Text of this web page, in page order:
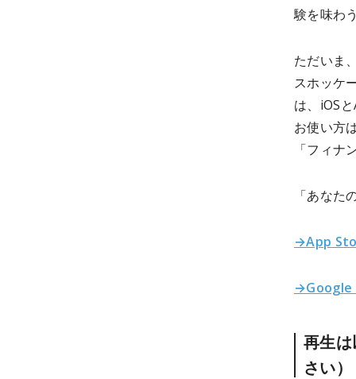
験を味わ
ただいま
スホッケ
は、iOS
お使い方
「フィナ
「あなた
→App
→Google
再生
さい）